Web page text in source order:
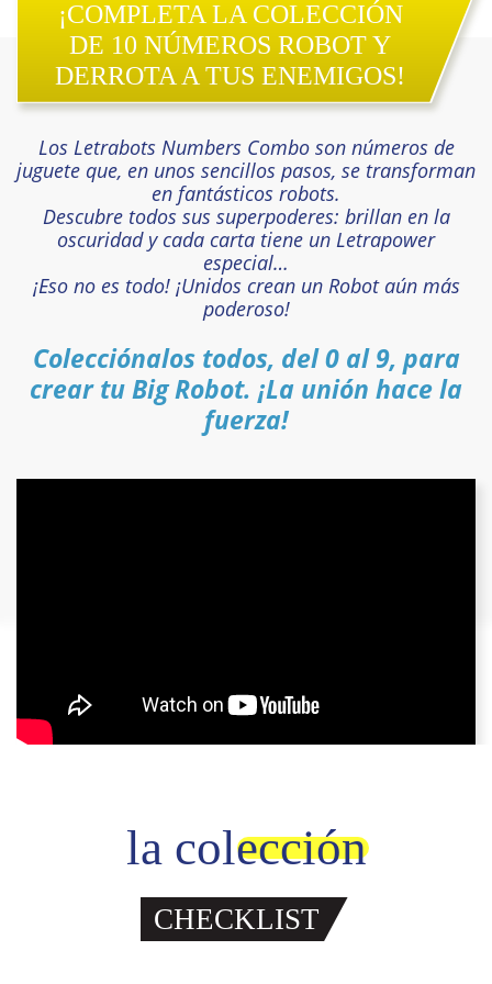
¡COMPLETA LA COLECCIÓN
DE 10 NÚMEROS ROBOT Y
DERROTA A TUS ENEMIGOS!
Los Letrabots Numbers Combo son números de
juguete que, en unos sencillos pasos, se transforman
en fantásticos robots.
Descubre todos sus superpoderes: brillan en la
oscuridad y cada carta tiene un Letrapower
especial…
¡Eso no es todo! ¡Unidos crean un Robot aún más
poderoso!
Colecciónalos todos, del 0 al 9, para
crear tu Big Robot. ¡La unión hace la
fuerza!
la colección
CHECKLIST